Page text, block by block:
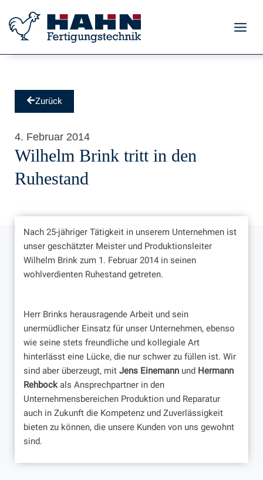
Inhalt
springen
Zurück
4. Februar 2014
Wilhelm Brink tritt in den
Ruhestand
Nach 25-jähriger Tätigkeit in unserem Unternehmen ist
unser geschätzter Meister und Produktionsleiter
Wilhelm Brink zum 1. Februar 2014 in seinen
wohlverdienten Ruhestand getreten.
Herr Brinks herausragende Arbeit und sein
unermüdlicher Einsatz für unser Unternehmen, ebenso
wie seine stets freundliche und kollegiale Art
hinterlässt eine Lücke, die nur schwer zu füllen ist. Wir
sind aber überzeugt, mit Jens Einemann und Hermann
Rehbockals Ansprechpartner in den
Unternehmensbereichen Produktion und Reparatur
auch in Zukunft die Kompetenz und Zuverlässigkeit
bieten zu können, die unsere Kunden von uns gewohnt
sind.